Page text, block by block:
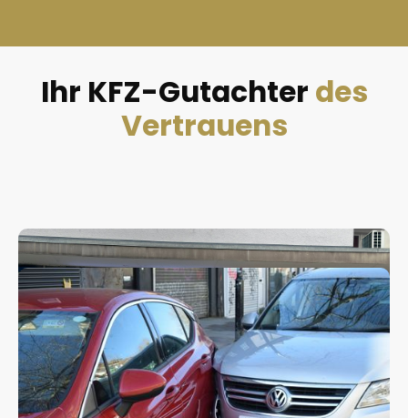
Ihr KFZ-Gutachter des
Vertrauens